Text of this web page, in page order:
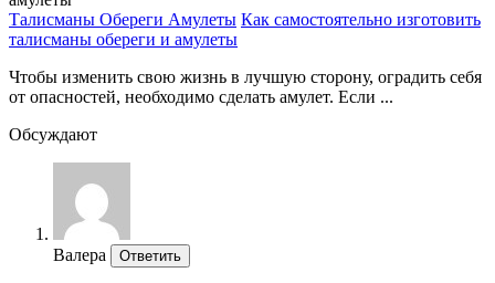
Талисманы Обереги Амулеты Как самостоятельно изготовить
талисманы обереги и амулеты
Чтобы изменить свою жизнь в лучшую сторону, оградить себя
от опасностей, необходимо сделать амулет. Если ...
Обсуждают
Валера Ответить